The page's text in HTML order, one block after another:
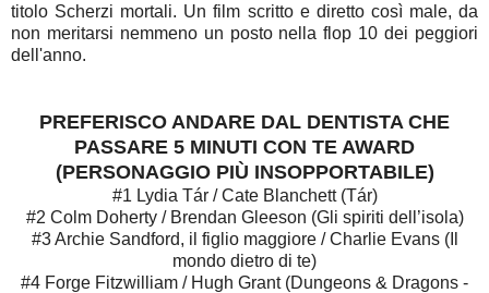
titolo Scherzi mortali. Un film scritto e diretto così male, da
non meritarsi nemmeno un posto nella flop 10 dei peggiori
dell'anno.
PREFERISCO ANDARE DAL DENTISTA CHE
PASSARE 5 MINUTI CON TE AWARD
(PERSONAGGIO PIÙ INSOPPORTABILE)
#1 Lydia Tár / Cate Blanchett (Tár)
#2 Colm Doherty / Brendan Gleeson (Gli spiriti dell’isola)
#3 Archie Sandford, il figlio maggiore / Charlie Evans (Il
mondo dietro di te)
#4 Forge Fitzwilliam / Hugh Grant (Dungeons & Dragons -